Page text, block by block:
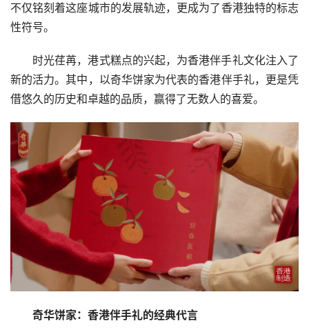
不仅铭刻着这座城市的发展轨迹，更成为了香港独特的标志
性符号。
时光荏苒，港式糕点的兴起，为香港伴手礼文化注入了
新的活力。其中，以奇华饼家为代表的香港伴手礼，更是凭
借悠久的历史和卓越的品质，赢得了无数人的喜爱。
奇华饼家：香港伴手礼的经典代言